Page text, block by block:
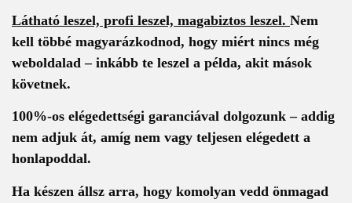
Látható leszel, profi leszel, magabiztos leszel. Nem
kell többé magyarázkodnod, hogy miért nincs még
weboldalad – inkább te leszel a példa, akit mások
követnek.
100%-os elégedettségi garanciával dolgozunk – addig
nem adjuk át, amíg nem vagy teljesen elégedett a
honlapoddal.
Ha készen állsz arra, hogy komolyan vedd önmagad